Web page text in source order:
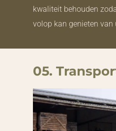
kwaliteit behouden
volop kan genieten van
05.